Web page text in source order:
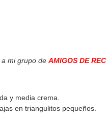
mi grupo de AMIGOS DE
y media crema.
en triangulitos pequeños.